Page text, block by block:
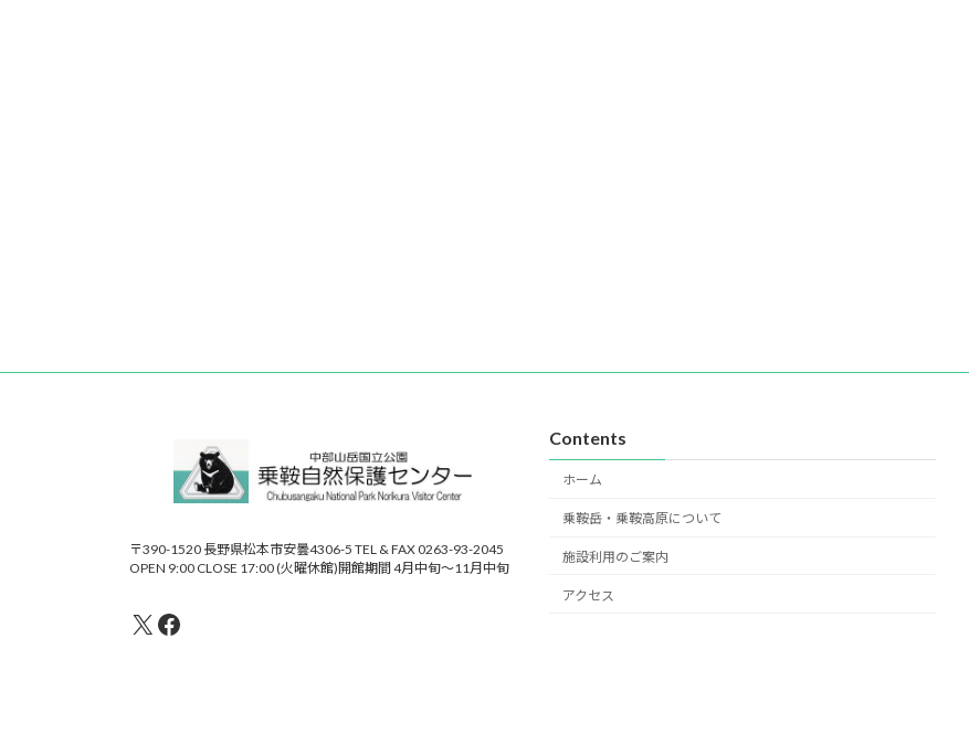
〒390-1520 長野県松本市安曇4306-5 TEL & FAX 0263-93-2045
OPEN 9:00 CLOSE 17:00 (火曜休館)開館期間 4月中旬～11月中旬
X Facebook
Contents
ホーム
乗鞍岳・乗鞍高原について
施設利用のご案内
アクセス